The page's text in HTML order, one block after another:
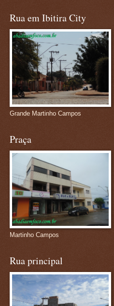
Rua em Ibitira City
Grande Martinho Campos
Praça
Martinho Campos
Rua principal